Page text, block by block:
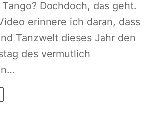
Dochdoch, das geht.
erinnere ich daran, dass
Tanzwelt dieses Jahr den
des vermutlich